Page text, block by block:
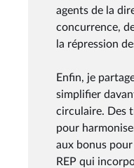
agents de la
concurrence,
la répression
Enfin, je
simplifier
circulaire. Des
pour
aux bonus
REP qui